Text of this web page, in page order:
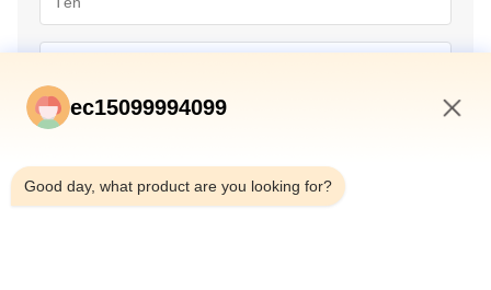
ec15099994099
Good day, what product are you looking for?